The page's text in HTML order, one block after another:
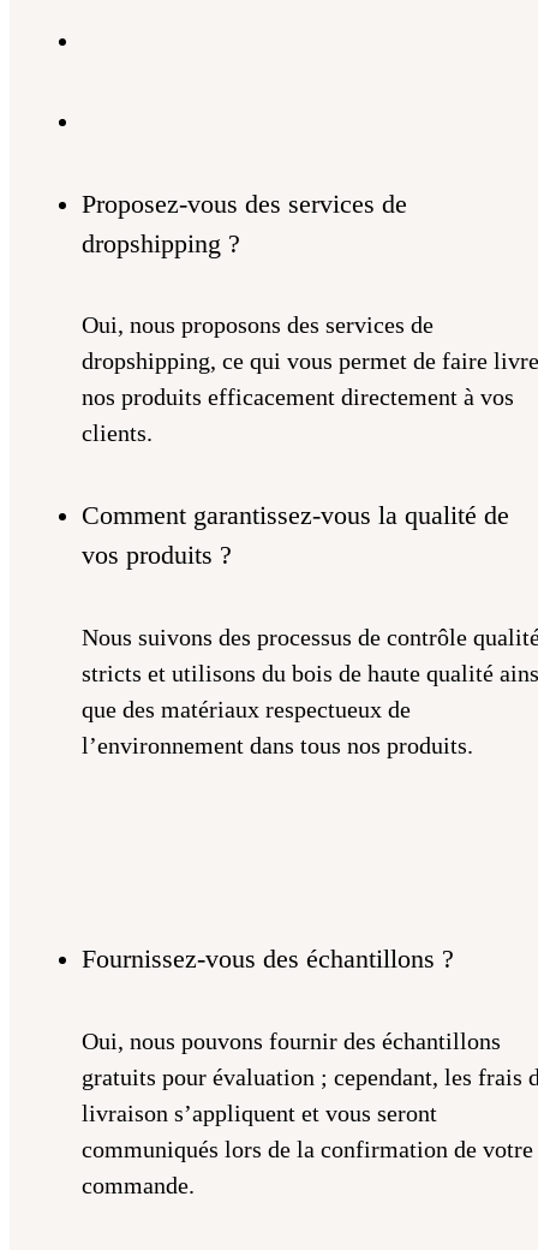
Proposez-vous des services de
dropshipping ?
Oui, nous proposons des services de
dropshipping, ce qui vous permet de faire
nos produits efficacement directement à vos
clients.
Comment garantissez-vous la qualité de
vos produits ?
Nous suivons des processus de contrôle
stricts et utilisons du bois de haute qualité
que des matériaux respectueux de
l’environnement dans tous nos produits.
Fournissez-vous des échantillons ?
Oui, nous pouvons fournir des échantillons
gratuits pour évaluation ; cependant, les frais
livraison s’appliquent et vous seront
communiqués lors de la confirmation de votre
commande.